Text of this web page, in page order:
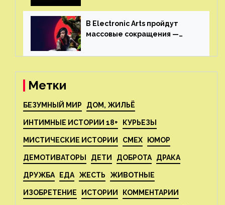
выставка не вернется
В Electronic Arts пройдут
массовые сокращения —
реструктуризацию
Метки
БЕЗУМНЫЙ МИР ДОМ, ЖИЛЬЁ
ИНТИМНЫЕ ИСТОРИИ 18+ КУРЬЕЗЫ
МИСТИЧЕСКИЕ ИСТОРИИ СМЕХ ЮМОР
ДЕМОТИВАТОРЫ ДЕТИ ДОБРОТА ДРАКА
ДРУЖБА ЕДА ЖЕСТЬ ЖИВОТНЫЕ
ИЗОБРЕТЕНИЕ ИСТОРИИ КОММЕНТАРИИ